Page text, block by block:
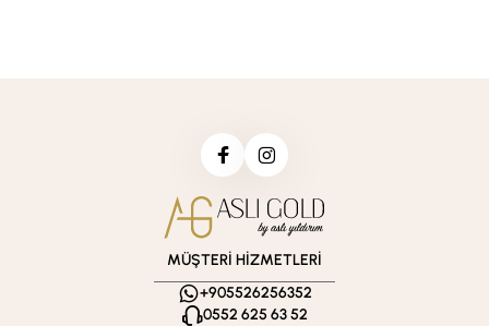
MÜŞTERİ HİZMETLERİ
+905526256352
0552 625 63 52